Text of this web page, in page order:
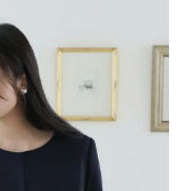
購入する